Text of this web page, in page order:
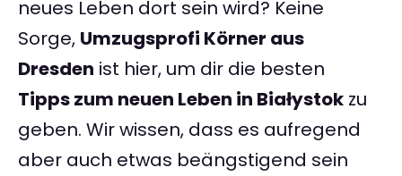
neues Leben dort sein wird? Keine
Sorge, Umzugsprofi Körner aus
Dresden ist hier, um dir die besten
Tipps zum neuen Leben in Białystok zu
geben. Wir wissen, dass es aufregend
aber auch etwas beängstigend sein